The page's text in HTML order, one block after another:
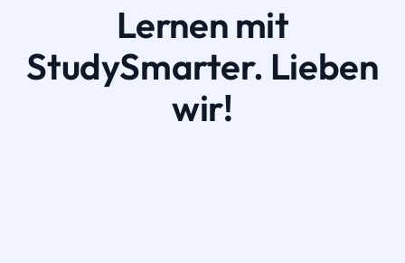
Lernen mit
StudySmarter. Lieben
wir!